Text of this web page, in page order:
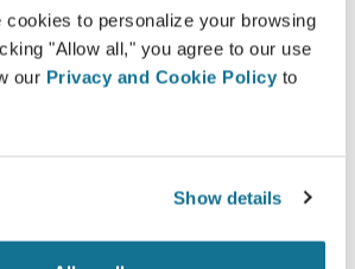
cookies to personalize your browsing
"Allow all," you agree to our use
our Privacy and Cookie Policy to
Show details
Sie Ihr neues Ich kennen!